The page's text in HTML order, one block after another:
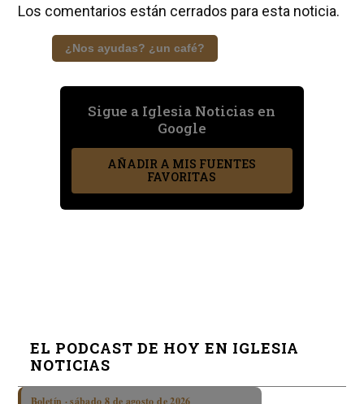
Los comentarios están cerrados para esta noticia.
¿Nos ayudas? ¿un café?
Sigue a Iglesia Noticias en
Google
AÑADIR A MIS FUENTES
FAVORITAS
EL PODCAST DE HOY EN IGLESIA
NOTICIAS
Boletín · sábado 8 de agosto de 2026